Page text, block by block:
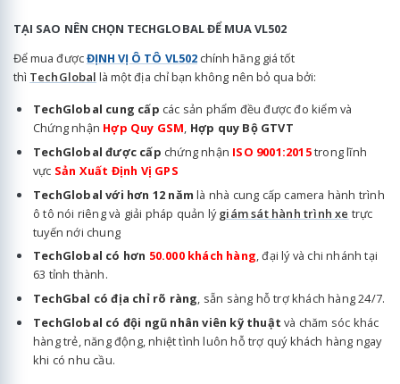
TẠI SAO NÊN CHỌN TECHGLOBAL ĐỂ MUA VL502
Để mua đượcĐỊNH VỊ Ô TÔ VL502chính hãng giá tốt
thì TechGlobal là một địa chỉ bạn không nên bỏ qua bởi:
TechGlobal cung cấp các sản phẩm đều được đo kiểm và
Chứng nhận Hợp Quy GSM, Hợp quy Bộ GTVT
TechGlobal được cấp chứng nhận ISO 9001:2015trong lĩnh
vực Sản Xuất Định Vị GPS
TechGlobal với hơn 12 năm là nhà cung cấp camera hành trình
ô tô nói riêng và giải pháp quản lýgiám sát hành trình xe trực
tuyến nới chung
TechGlobal có hơn 50.000 khách hàng, đại lý và chi nhánh tại
63 tỉnh thành.
TechGbal có địa chỉ rõ ràng, sẵn sàng hỗ trợ khách hàng 24/7.
TechGlobal có đội ngũ nhân viên kỹ thuật và chăm sóc khác
hàng trẻ, năng động, nhiệt tình luôn hỗ trợ quý khách hàng ngay
khi có nhu cầu.